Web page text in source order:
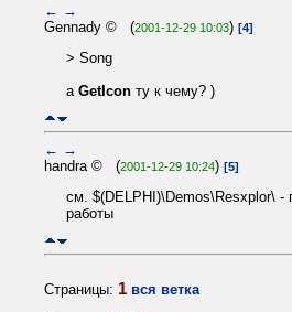
← →
Gennady © (2001-12-29 10:03) [4]
> Song
а GetIcon ту к чему? )
← →
handra © (2001-12-29 10:24) [5]
см. $(DELPHI)\Demos\Resxplor\ -
работы
Страницы: 1 вся ветка